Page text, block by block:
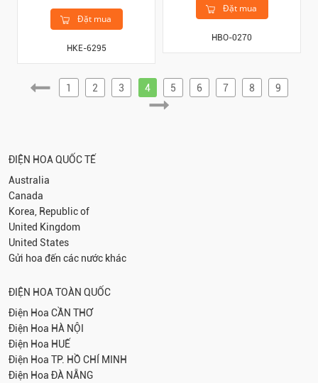
Đặt mua
HKE-6295
Đặt mua
HBO-0270
1 2 3 4 5 6 7 8 9
ĐIỆN HOA QUỐC TẾ
Australia
Canada
Korea, Republic of
United Kingdom
United States
Gửi hoa đến các nước khác
ĐIỆN HOA TOÀN QUỐC
Điện Hoa CẦN THƠ
Điện Hoa HÀ NỘI
Điện Hoa HUẾ
Điện Hoa TP. HỒ CHÍ MINH
Điện Hoa ĐÀ NẴNG